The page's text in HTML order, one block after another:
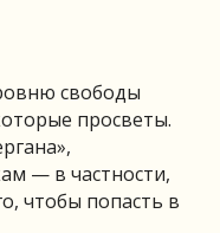
свободы
просветы.
— в частности,
чтобы попасть в